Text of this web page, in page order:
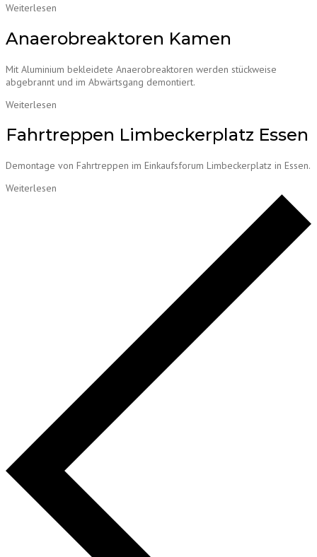
Weiterlesen
Anaerobreaktoren Kamen
Mit Aluminium bekleidete Anaerobreaktoren werden stückweise
abgebrannt und im Abwärtsgang demontiert.
Weiterlesen
Fahrtreppen Limbeckerplatz Essen
Demontage von Fahrtreppen im Einkaufsforum Limbeckerplatz in Essen.
Weiterlesen